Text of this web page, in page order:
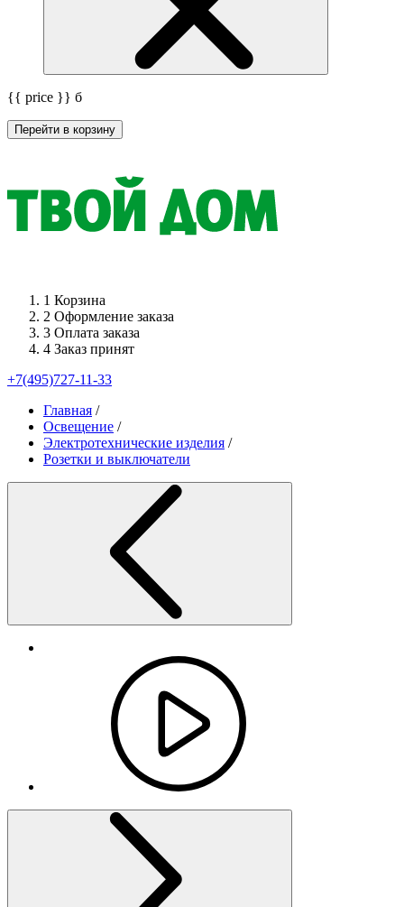
{{ price }} б
Перейти в корзину
1 Корзина
2 Оформление заказа
3 Оплата заказа
4 Заказ принят
+7(495)727-11-33
Главная /
Освещение /
Электротехнические изделия /
Розетки и выключатели